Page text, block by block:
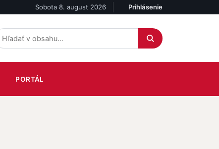
Sobota 8. august 2026 Účet
Prihlásenie
PORTÁL